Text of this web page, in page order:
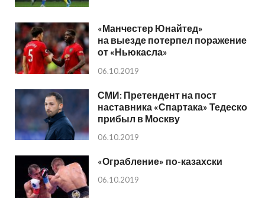
«Манчестер Юнайтед»
на выезде потерпел поражение
от «Ньюкасла»
06.10.2019
СМИ: Претендент на пост
наставника «Спартака» Тедеско
прибыл в Москву
06.10.2019
«Ограбление» по-казахски
06.10.2019